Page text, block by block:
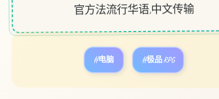
官方法流行华语,中文传输
#电脑 #极品RPG